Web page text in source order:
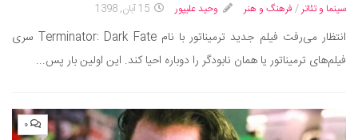
سینما و تئاتر/ فرهنگ و هنر وحید علیپور 15 آبان, 1398
انتظار می‌رفت فیلم جدید ترمیناتور با نام Terminator: Dark Fate سری
فیلم‌های ترمیناتور یا همان نابودگر را دوباره احیا کند. این اولین بار پس...
۰